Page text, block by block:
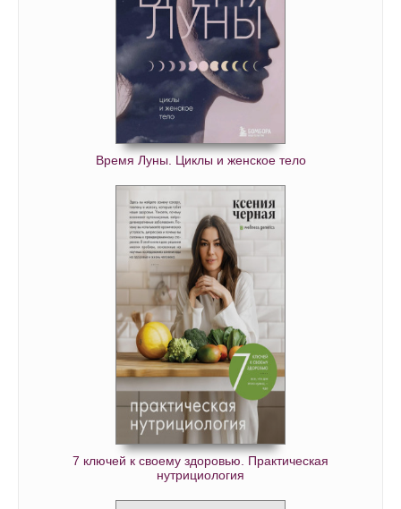
Время Луны. Циклы и женское тело
7 ключей к своему здоровью. Практическая
нутрициология